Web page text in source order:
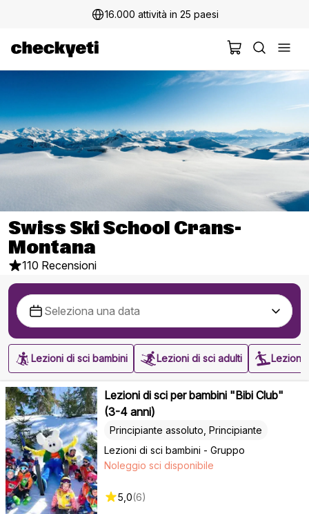
16.000 attività in 25 paesi
Swiss Ski School Crans-
Montana
110 Recensioni
Lezioni di sci bambini Lezioni di sci adulti Lezioni
Lezioni di sci per bambini "Bibi Club"
(3-4 anni)
Lezioni di sci bambini - Gruppo
Principiante assoluto, Principiante
Noleggio sci disponibile
5,0(6)